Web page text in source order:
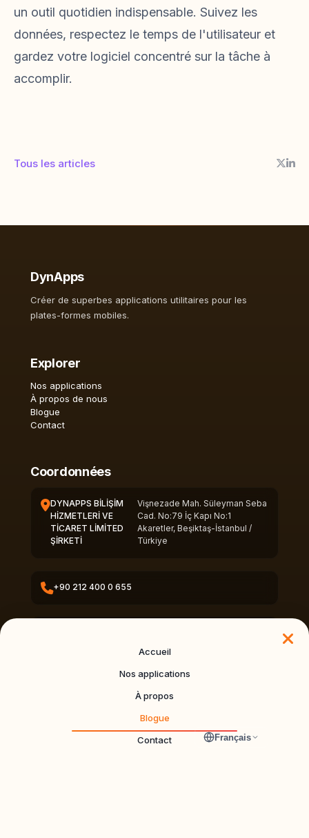
DynApps
Accueil
Nos applications
À propos
Blogue
Contact
Français
un outil quotidien indispensable. Suivez les
données, respectez le temps de l'utilisateur et
gardez votre logiciel concentré sur la tâche à
accomplir.
Tous les articles
DynApps
Créer de superbes applications utilitaires pour les
plates-formes mobiles.
Explorer
Nos applications
À propos de nous
Blogue
Contact
Coordonnées
DYNAPPS BİLİŞİM
HİZMETLERİ VE
TİCARET LİMİTED
ŞİRKETİ
Vişnezade Mah. Süleyman Seba
Cad. No:79 İç Kapı No:1
Akaretler, Beşiktaş-İstanbul /
Türkiye
+90 212 400 0 655